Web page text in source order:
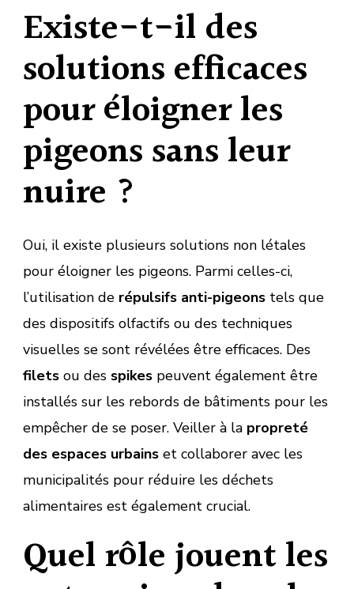
Existe-t-il des
solutions efficaces
pour éloigner les
pigeons sans leur
nuire ?
Oui, il existe plusieurs solutions non létales
pour éloigner les pigeons. Parmi celles-ci,
l’utilisation de répulsifs anti-pigeons tels que
des dispositifs olfactifs ou des techniques
visuelles se sont révélées être efficaces. Des
filets ou des spikes peuvent également être
installés sur les rebords de bâtiments pour les
empêcher de se poser. Veiller à la propreté
des espaces urbains et collaborer avec les
municipalités pour réduire les déchets
alimentaires est également crucial.
Quel rôle jouent les